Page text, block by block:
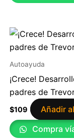
Autoayuda
¡Crece!
padres de
$109
Añadir
Compra